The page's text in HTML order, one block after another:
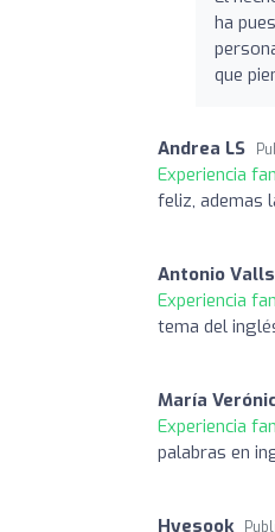
ha
que
Andrea LS
Experiencia
feliz, ademas
Antonio Valls
Experiencia
tema del
María
Experiencia
palabras en
Hyesook